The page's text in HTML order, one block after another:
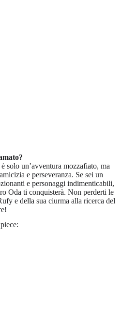
solo un’avventura mozzafiato, ma
e perseveranza. Se sei un
e personaggi indimenticabili,
Oda ti conquisterà. Non perderti le
e della sua ciurma alla ricerca del